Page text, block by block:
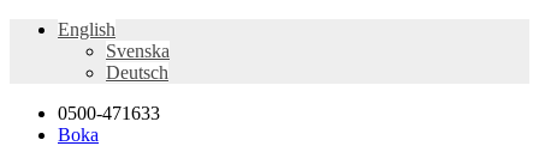
English
Svenska
Deutsch
0500-471633
Boka